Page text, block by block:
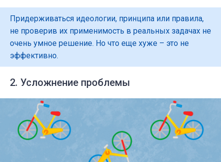
Придерживаться идеологии, принципа или правила,
не проверив их применимость в реальных задачах не
очень умное решение. Но что еще хуже – это не
эффективно.
2. Усложнение проблемы